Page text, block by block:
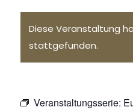
Diese Veranstaltung
stattgefunden.
Veranstaltungsserie: